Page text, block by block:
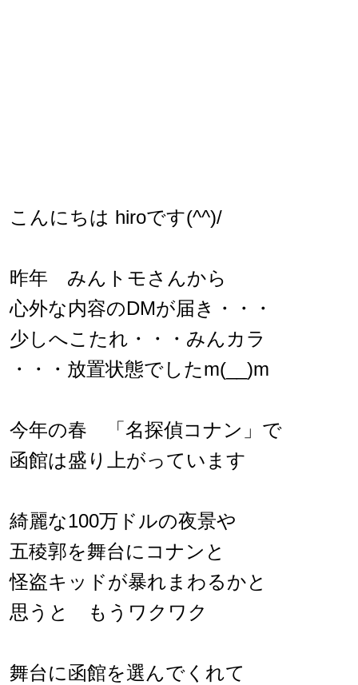
こんにちは hiroです(^^)/
昨年 みんトモさんから
心外な内容のDMが届き・・・
少しへこたれ・・・みんカラ
・・・放置状態でしたm(__)m
今年の春 「名探偵コナン」で
函館は盛り上がっています
綺麗な100万ドルの夜景や
五稜郭を舞台にコナンと
怪盗キッドが暴れまわるかと
思うと もうワクワク
舞台に函館を選んでくれて